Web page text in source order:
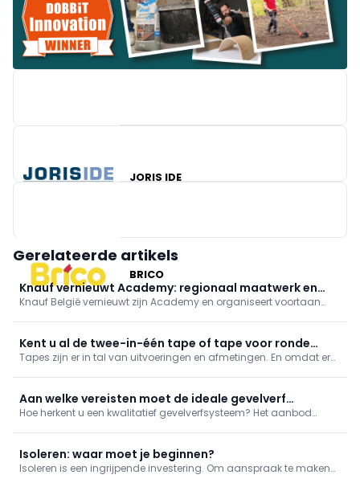
JORIS IDE
BRICO
Gerelateerde artikels
Knauf vernieuwt Academy: regionaal maatwerk en
digitale modules
Knauf België vernieuwt zijn Academy en organiseert voortaan
digitalisering met online videomodules en meer maatwerk.
Kent u al de twee-in-één tape of tape voor ronde
vormen?
Tapes zijn er in tal van uitvoeringen en afmetingen. En omdat er
fabrikanten in deze markt zetten dan ook volop in op het
ontwikkelen van tapes die de klusser en vakman helpen om een
beter resultaat neer te zetten en/of hetzelfde resultaat te behalen
in kortere tijd. Gebruiksgemak, efficiëntie en tijdswinst staan hier
centraal.
Aan welke vereisten moet de ideale gevelverf
voldoen?
Hoe herkent u een kwalitatief gevelverfsysteem? Het aanbod
letten bij uw verfkeuze? Wij lijsten voor u de belangrijkste eigen
Isoleren: waar moet je beginnen?
Isoleren is een ingrijpende investering. Om aanspraak te maken